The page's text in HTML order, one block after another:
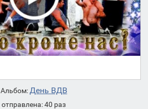
Альбом:День ВДВ
отправлена: 40 раз